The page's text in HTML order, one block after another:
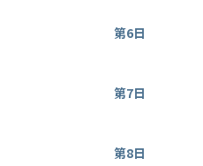
第6日
第7日
第8日